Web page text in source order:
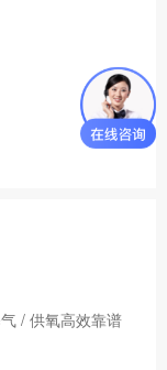
/ 供氧高效靠谱